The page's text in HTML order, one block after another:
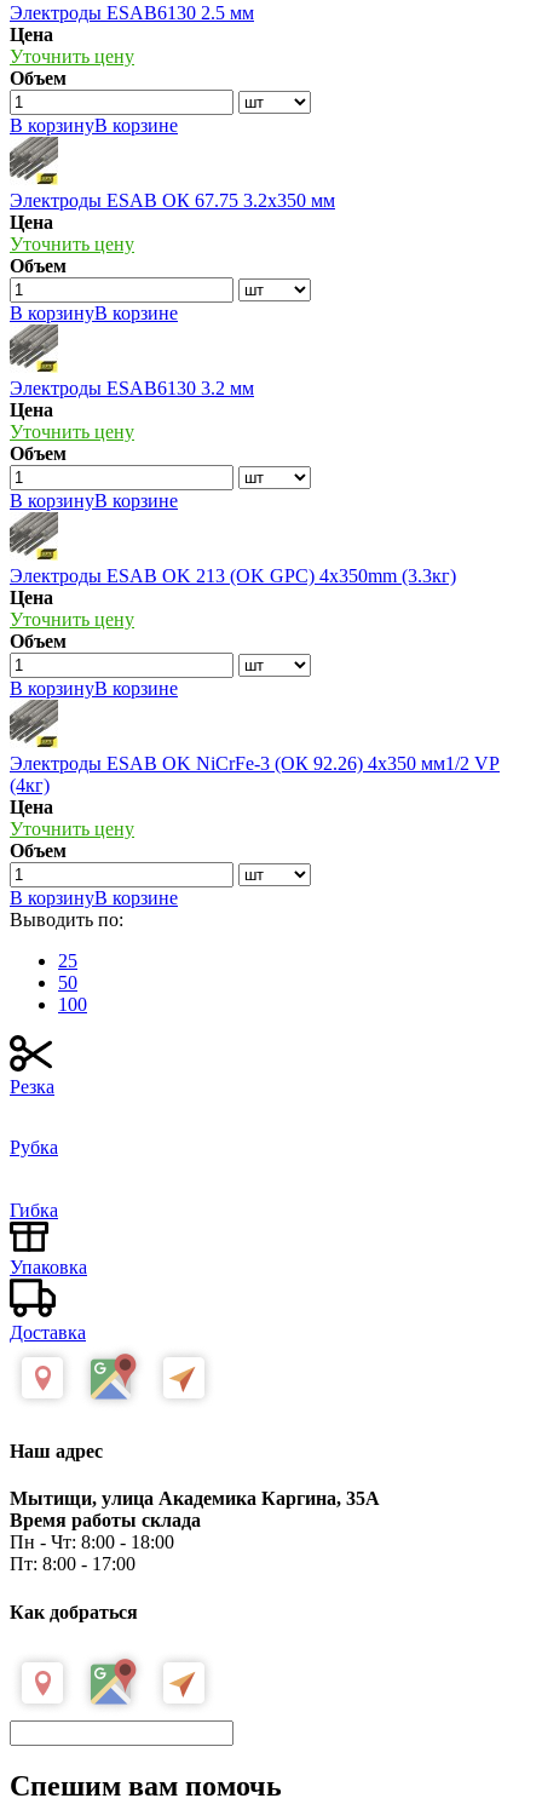
Электроды ESAB6130 2.5 мм
Цена
Уточнить цену
Объем
В корзинуВ корзине
Электроды ESAB ОК 67.75 3.2х350 мм
Цена
Уточнить цену
Объем
В корзинуВ корзине
Электроды ESAB6130 3.2 мм
Цена
Уточнить цену
Объем
В корзинуВ корзине
Электроды ESAB OK 213 (OK GPC) 4x350mm (3.3кг)
Цена
Уточнить цену
Объем
В корзинуВ корзине
Электроды ESAB OK NiCrFe-3 (ОК 92.26) 4х350 мм1/2 VP
(4кг)
Цена
Уточнить цену
Объем
В корзинуВ корзине
Выводить по:
25
50
100
Резка
Рубка
Гибка
Упаковка
Доставка
Наш адрес
Мытищи, улица Академика Каргина, 35А
Время работы склада
Пн - Чт: 8:00 - 18:00
Пт: 8:00 - 17:00
Как добраться
Спешим вам помочь